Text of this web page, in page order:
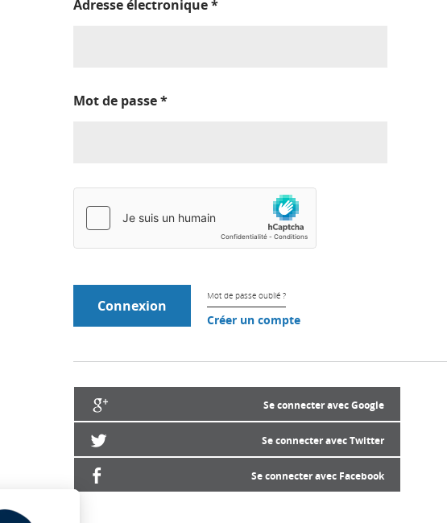
Adresse électronique*
Mot de passe*
Mot de passe oublié ?
Créer un compte
Se connecter avec Google
Se connecter avec Twitter
Se connecter avec Facebook